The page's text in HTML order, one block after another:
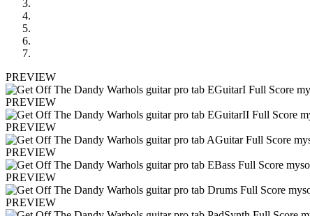
PREVIEW
PREVIEW
PREVIEW
PREVIEW
PREVIEW
PREVIEW